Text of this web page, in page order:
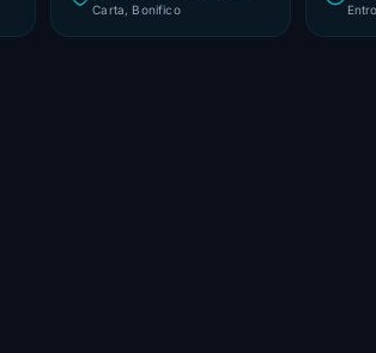
Carta, Bonifico